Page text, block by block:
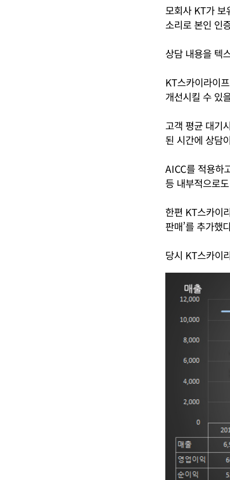
모회사 KT가 보
소리로 본인 인
상담 내용을 텍
KT스카이라이
개선시킬 수 있
고객 평균 대기
된 시간에 상담
AICC를 적용하
등 내부적으로
한편 KT스카이
판매’를 추가했
당시 KT스카이